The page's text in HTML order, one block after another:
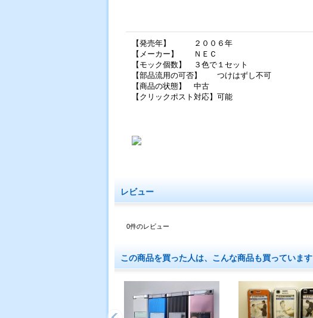
【発売年】 ２００６年
【メーカー】 ＮＥＣ
【モック個数】 ３色で１セット
【部品流用の可否】 つけはずし不可
【商品の状態】 中古
【クリックポスト対応】可能
レビュー
0件のレビュー
この商品を買った人は、こんな商品も買っています